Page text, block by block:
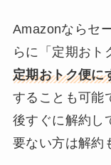
Amazonならセ
らに「定期おト
定期おトク便に
することも可能
後すぐに解約し
要ない方は解約